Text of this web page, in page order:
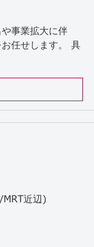
事業拡大に伴
任せします。 具
近辺)